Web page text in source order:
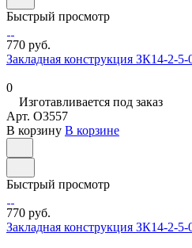
Быстрый просмотр
770 руб.
Закладная конструкция ЗК14-2-
0
Изготавливается под заказ
Арт. O3557
В корзину В корзине
Быстрый просмотр
770 руб.
Закладная конструкция ЗК14-2-